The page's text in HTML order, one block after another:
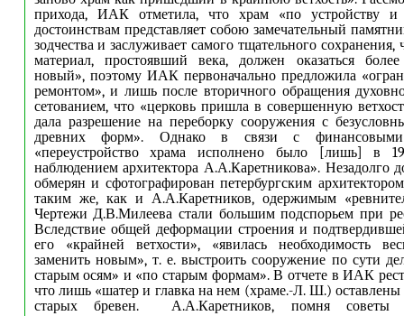
прихода, ИАК отметила, что храм «по устройству и
достоинствам представляет собою замечательный
зодчества и заслуживает самого тщательного сохранения,
материал, простоявший века, должен оказаться
новый», поэтому ИАК первоначально предложила
ремонтом», и лишь после вторичного обращения
сетованием, что «церковь пришла в совершенную
дала разрешение на переборку сооружения с
древних форм». Однако в связи с финансовыми
«переустройство храма исполнено было [лишь] в
наблюдением архитектора А.А.Каретникова». Незадолго
обмерян и сфотографирован петербургским
таким же, как и А.А.Каретников, одержимым
Чертежи Д.В.Милеева стали большим подспорьем при
Вследствие общей деформации строения и
его «крайней ветхости», «явилась необходимость
заменить новым», т. е. выстроить сооружение по сути
старым осям» и «по старым формам». В отчете в ИАК
что лишь «шатер и главка на нем (храме.-Л. Ш.) оставлены
старых бревен.
А.А.Каретников, помня советы